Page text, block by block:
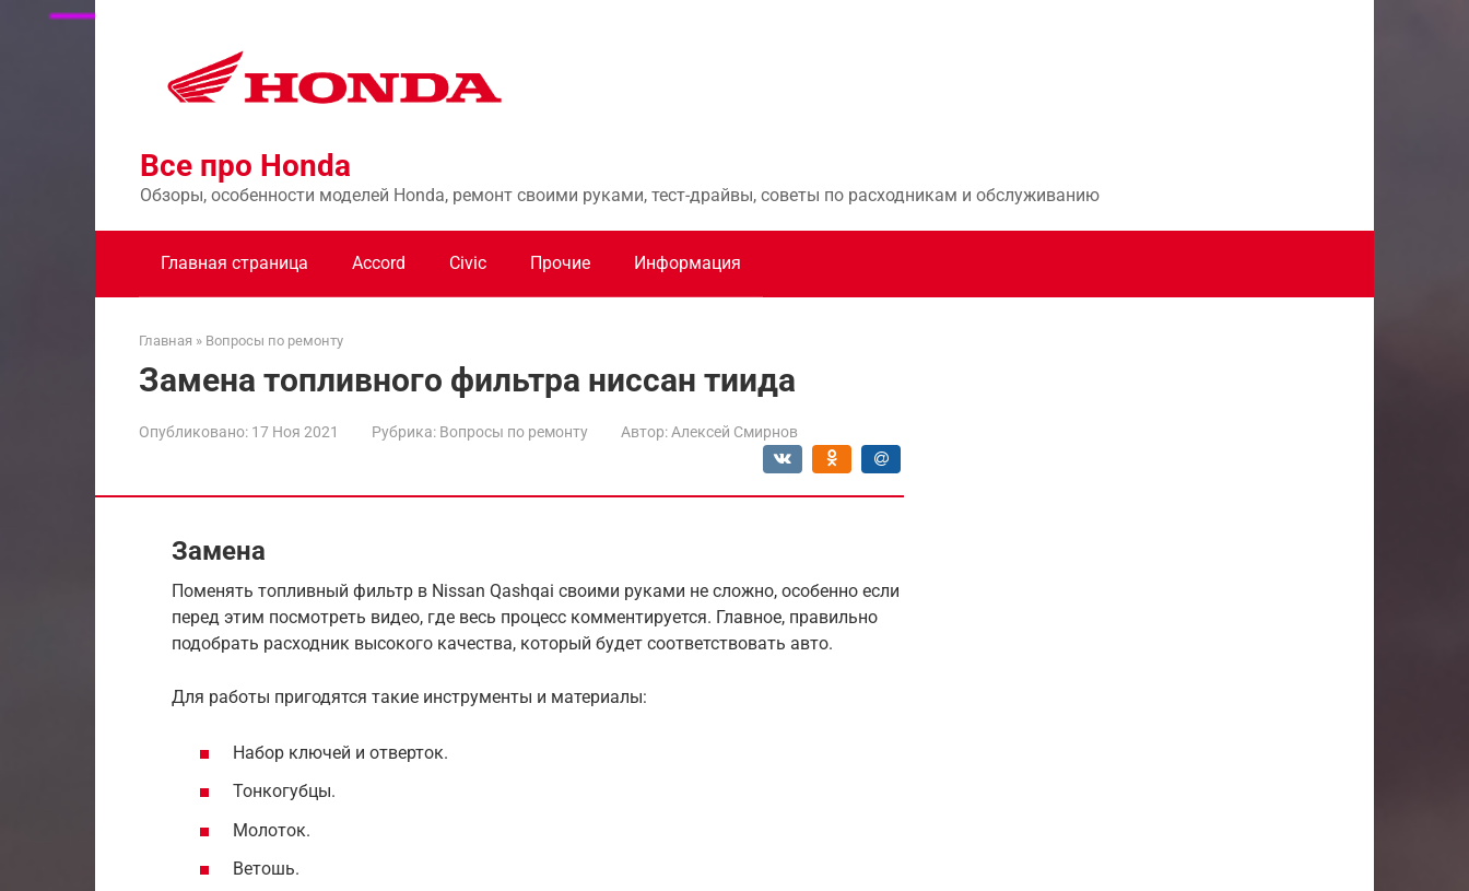
Перейти
Все про Honda
Обзоры, особенности моделей Honda, ремонт своими руками, тест-драйвы, советы по расходникам и обслуживанию
Главная страница Accord Civic Прочие Информация
Главная » Вопросы по ремонту
Замена топливного фильтра ниссан тиида
Опубликовано: 17 Ноя 2021 Рубрика: Вопросы по ремонту Автор: Алексей Смирнов
Замена
Поменять топливный фильтр в Nissan Qashqai своими руками не сложно, особенно если
перед этим посмотреть видео, где весь процесс комментируется. Главное, правильно
подобрать расходник высокого качества, который будет соответствовать авто.
Для работы пригодятся такие инструменты и материалы:
Набор ключей и отверток.
Тонкогубцы.
Молоток.
Ветошь.